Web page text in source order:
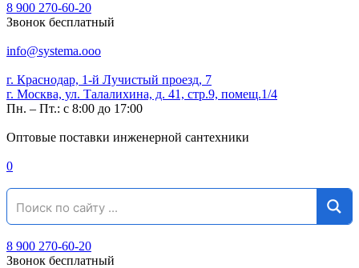
8 900 270-60-20
Звонок бесплатный
info@systema.ooo
г. Краснодар, 1-й Лучистый проезд, 7
г. Москва, ул. Талалихина, д. 41, стр.9, помещ.1/4
Пн. – Пт.: с 8:00 до 17:00
Оптовые поставки инженерной сантехники
0
8 900 270-60-20
Звонок бесплатный